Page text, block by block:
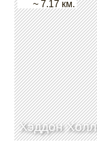
Хэддон Холл
~ 7.17 км.